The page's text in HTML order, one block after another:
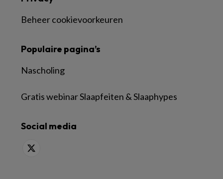
Beheer cookievoorkeuren
Populaire pagina’s
Nascholing
Gratis webinar Slaapfeiten & Slaaphypes
Social media